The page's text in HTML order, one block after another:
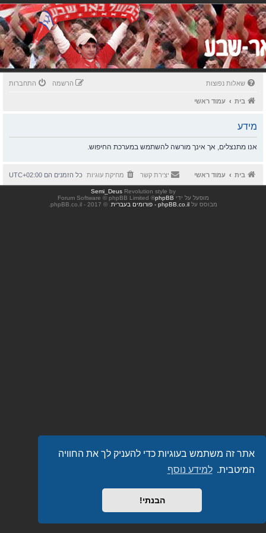
אתר זה משתמש בעוגיות כדי להעניק לך את החוויה
המיטבית. למידע נוסף
הבנתי!
שאלות נפוצות התחברות הרשמה
בית עמוד ראשי
מידע
אנו מתנצלים, אך אינך מורשה להשתמש במערכת החיפוש.
בית עמוד ראשי כל הזמנים הם UTC+02:00 מחיקת עוגיות יצירת קשר
Revolution style by
Semi_Deus
מופעל על ידי phpBB
® Forum Software © phpBB Limited
מבוסס על phpBB.co.il - פורומים בעברית . © 2017 - phpBB.co.il.